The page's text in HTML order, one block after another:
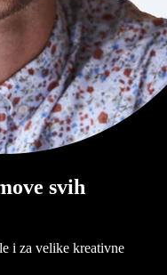
svih
i za velike kreativne